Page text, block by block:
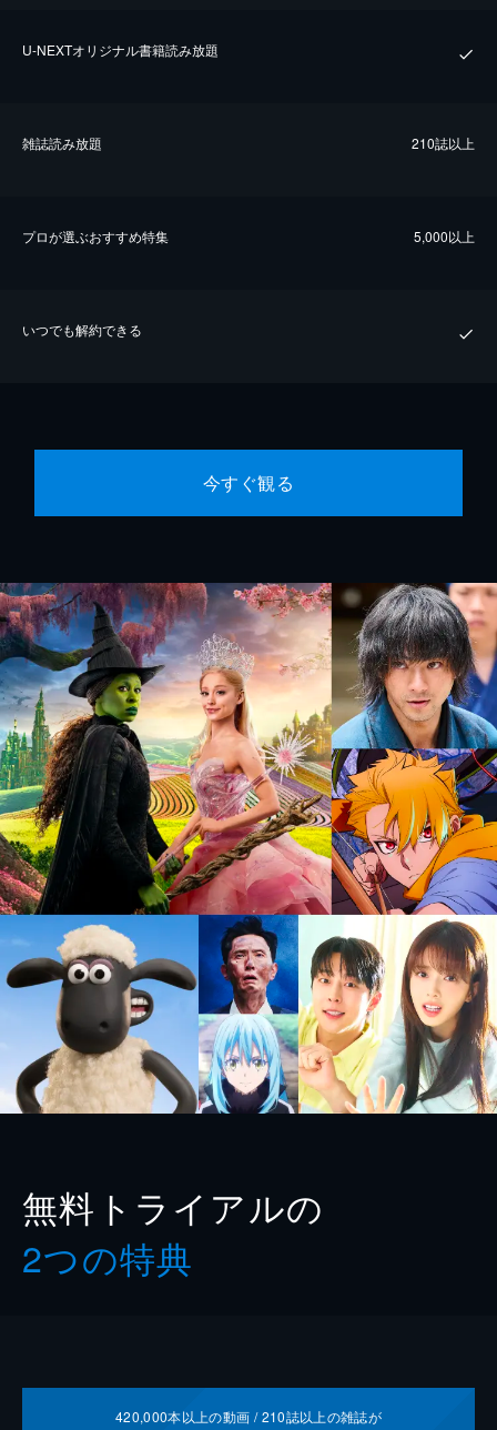
U-NEXTオリジナル書籍読み放題
雑誌読み放題 210誌以上
プロが選ぶおすすめ特集 5,000以上
いつでも解約できる
今すぐ観る
無料トライアルの
2つの特典
420,000本以上の動画 /210誌以上の雑誌が